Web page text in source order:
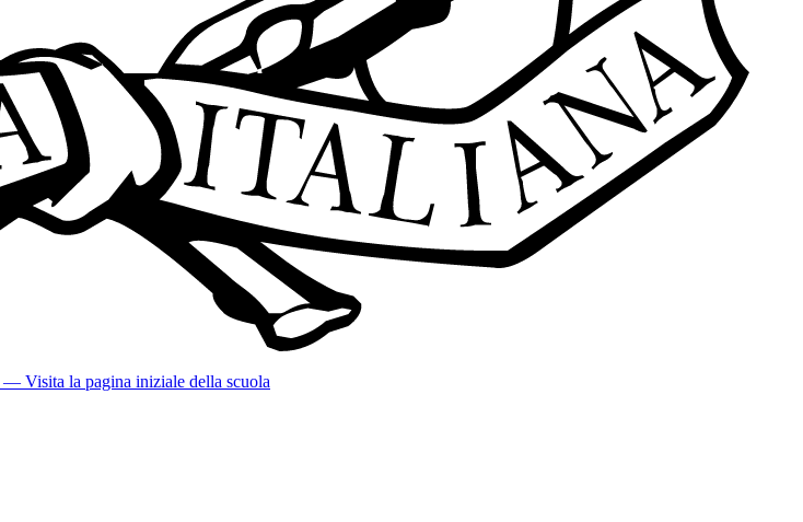
— Visita la pagina iniziale della scuola